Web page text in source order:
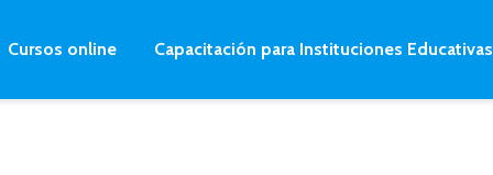
Cursos online Capacitación para Instituciones Educativas